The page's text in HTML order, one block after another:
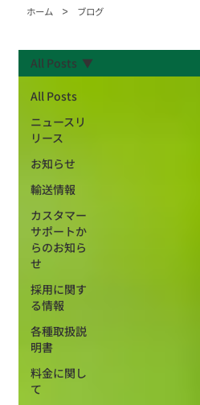
ホーム > ブログ
All Posts
ニュースリ
リース
お知らせ
輸送情報
カスタマー
サポートか
らのお知ら
せ
採用に関す
る情報
各種取扱説
明書
料金に関し
て
All Posts